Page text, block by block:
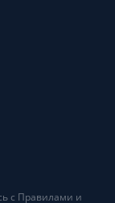
с Правилами и